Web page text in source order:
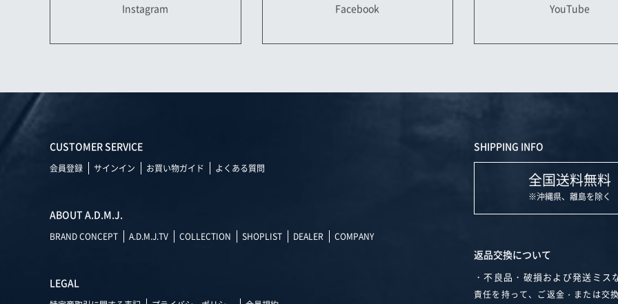
Instagram Facebook YouTube
CUSTOMER SERVICE
会員登録 サインイン お買い物ガイド よくある質問
ABOUT A.D.M.J.
BRAND CONCEPT A.D.M.J.TV COLLECTION SHOPLIST DEALER COMPANY
LEGAL
SHIPPING INFO
全国送料無料
※沖縄県、離島を除く
返品交換について
・不良品・破損および発送ミ
責任を持って、ご返金・または交